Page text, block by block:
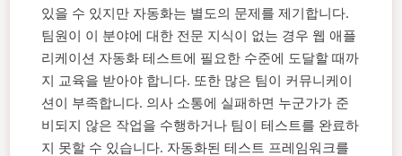
있을 수 있지만 자동화는 별도의 문제를 제기합니다.
팀원이 이 분야에 대한 전문 지식이 없는 경우 웹 애플
리케이션 자동화 테스트에 필요한 수준에 도달할 때까
지 교육을 받아야 합니다. 또한 많은 팀이 커뮤니케이
션이 부족합니다. 의사 소통에 실패하면 누군가가 준
비되지 않은 작업을 수행하거나 팀이 테스트를 완료하
지 못할 수 있습니다. 자동화된 테스트 프레임워크를